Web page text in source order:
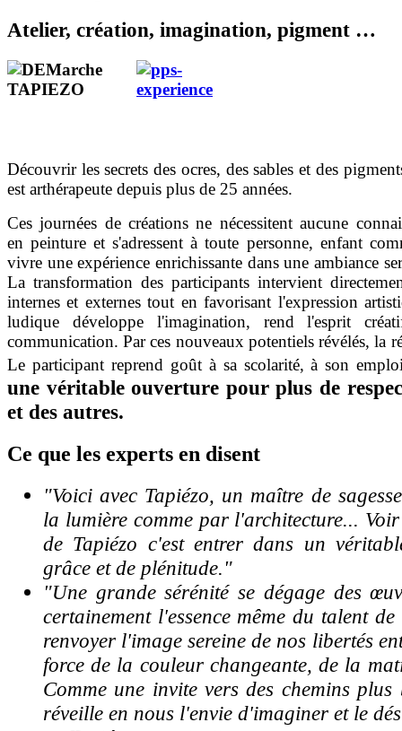
Atelier, création, imagination, pigment …
Découvrir les secrets des ocres, des sables et des
est arthérapeute depuis plus de 25 années.
Ces journées de créations ne nécessitent aucune
en peinture et s'adressent à toute personne, enfant
vivre une expérience enrichissante dans une ambiance
La transformation des participants intervient
internes et externes tout en favorisant l'expression
ludique développe l'imagination, rend l'esprit
communication. Par ces nouveaux potentiels révélés, la
Le participant reprend goût à sa scolarité, à son
une véritable ouverture pour plus de
et des autres.
Ce que les experts en disent
"Voici avec Tapiézo, un maître de
la lumière comme par l'architecture...
de Tapiézo c'est entrer dans un
grâce et de plénitude."
"Une grande sérénité se dégage des
certainement l'essence même du talent
renvoyer l'image sereine de nos libertés
force de la couleur changeante, de la
Comme une invite vers des chemins plus
réveille en nous l'envie d'imaginer et le